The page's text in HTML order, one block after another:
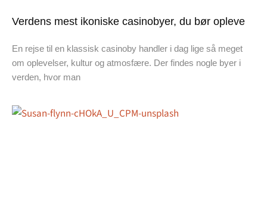
Verdens mest ikoniske casinobyer, du bør opleve
En rejse til en klassisk casinoby handler i dag lige så meget
om oplevelser, kultur og atmosfære. Der findes nogle byer i
verden, hvor man